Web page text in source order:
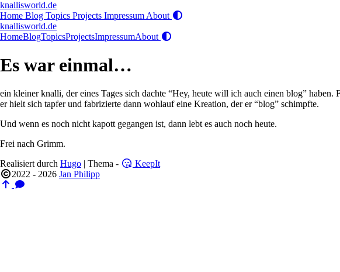
knallisworld.de
Home Blog Topics Projects Impressum About
knallisworld.de
HomeBlogTopicsProjectsImpressumAbout
Es war einmal…
ein kleiner knalli, der eines Tages sich dachte “Hey, heute will ich auch einen blog”
er hielt sich tapfer und fabrizierte dann wohlauf eine Kreation, der er “blog” schimpfte.
Und wenn es noch nicht kapott gegangen ist, dann lebt es auch noch heute.
Frei nach Grimm.
Realisiert durch Hugo | Thema -
KeepIt
2022 - 2026 Jan Philipp